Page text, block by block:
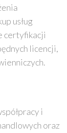
usług
certyfikacji
licencji,
i
oraz